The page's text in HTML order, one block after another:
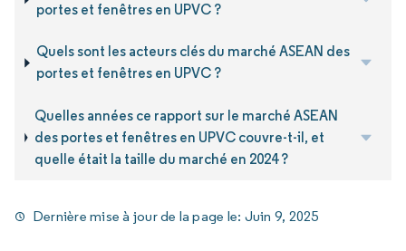
portes et fenêtres en UPVC ?
Quels sont les acteurs clés du marché ASEAN des
portes et fenêtres en UPVC ?
Quelles années ce rapport sur le marché ASEAN
des portes et fenêtres en UPVC couvre-t-il, et
quelle était la taille du marché en 2024 ?
Dernière mise à jour de la page le: Juin 9, 2025